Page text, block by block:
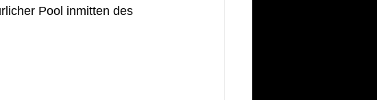
Pool inmitten des